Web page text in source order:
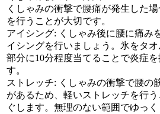
くしゃみの衝撃で腰痛が発生した
を行うことが大切です。
アイシング: くしゃみ後に腰に痛み
イシングを行いましょう。氷をタ
部分に10分程度当てることで炎症
す。
ストレッチ: くしゃみの衝撃で腰の
があるため、軽いストレッチを行
ぐします。無理のない範囲でゆっ